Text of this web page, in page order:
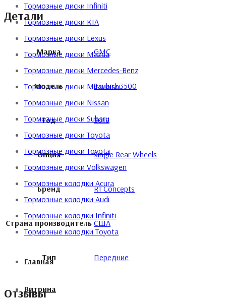
Тормозные диски Infiniti
Тормозные диски KIA
Тормозные диски Lexus
Тормозные диски Mazda
Тормозные диски Mercedes-Benz
Тормозные диски Mitsubishi
Тормозные диски Nissan
Тормозные диски Subaru
Тормозные диски Toyota
Тормозные диски Toyota
Тормозные диски Volkswagen
Тормозные колодки Acura
Тормозные колодки Audi
Тормозные колодки Infiniti
Тормозные колодки Toyota
Главная
Витрина
Детали
Марка GMC
Модель Savana 3500
Год 2018
Опция Single Rear Wheels
Бренд R1 Concepts
Страна производитель США
Тип Передние
Отзывы